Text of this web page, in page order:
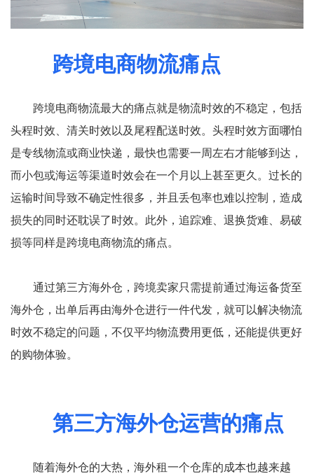
跨境电商物流痛点
跨境电商物流最大的痛点就是物流时效的不稳定，包括
头程时效、清关时效以及尾程配送时效。头程时效方面哪怕
是专线物流或商业快递，最快也需要一周左右才能够到达，
而小包或海运等渠道时效会在一个月以上甚至更久。过长的
运输时间导致不确定性很多，并且丢包率也难以控制，造成
损失的同时还耽误了时效。此外，追踪难、退换货难、易破
损等同样是跨境电商物流的痛点。
通过第三方海外仓，跨境卖家只需提前通过海运备货至
海外仓，出单后再由海外仓进行一件代发，就可以解决物流
时效不稳定的问题，不仅平均物流费用更低，还能提供更好
的购物体验。
第三方海外仓运营的痛点
随着海外仓的大热，海外租一个仓库的成本也越来越